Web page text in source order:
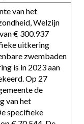
van het
Welzijn
€ 300.937
uitkering
zwembaden
is in 2023 aan
Op 27
de
van het
specifieke